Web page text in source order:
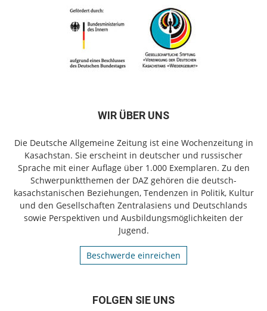
WIR ÜBER UNS
Die Deutsche Allgemeine Zeitung ist eine Wochenzeitung in
Kasachstan. Sie erscheint in deutscher und russischer
Sprache mit einer Auflage über 1.000 Exemplaren. Zu den
Schwerpunktthemen der DAZ gehören die deutsch-
kasachstanischen Beziehungen, Tendenzen in Politik, Kultur
und den Gesellschaften Zentralasiens und Deutschlands
sowie Perspektiven und Ausbildungsmöglichkeiten der
Jugend.
Beschwerde einreichen
FOLGEN SIE UNS